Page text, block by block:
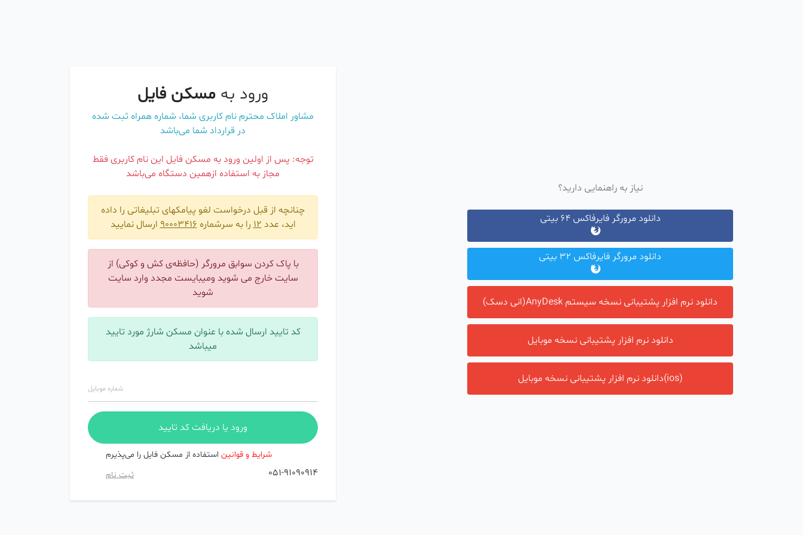
ورود به مسکن فایل
مشاور املاک محترم نام کاربری شما، شماره همراه ثبت شده
در قرارداد شما می‌باشد
توجه: پس از اولین ورود به مسکن فایل این نام کاربری فقط
مجاز به استفاده ازهمین دستگاه می‌باشد
چنانچه از قبل درخواست لغو پیامکهای تبلیغاتی را داده
اید، عدد12را به سرشماره90003416ارسال نمایید
با پاک کردن سوابق مرورگر (حافظه‌ی کش و کوکی) از
سایت خارج می شوید ومیبایست مجدد وارد سایت
شوید
کد تایید ارسال شده با عنوان مسکن شارژ مورد تایید
میباشد
شماره موبایل
شرایط و قوانین استفاده از مسکن فایل را می‌پذیرم
ثبت نام
051-91090914
نیاز به راهنمایی دارید؟
دانلود مرورگر فایرفاکس 64 بیتی
دانلود مرورگر فایرفاکس 32 بیتی
(انی دسک)AnyDesk دانلود نرم افزار پشتیبانی نسخه سیستم
دانلود نرم افزار پشتیبانی نسخه موبایل
دانلود نرم افزار پشتیبانی نسخه موبایل(ios)